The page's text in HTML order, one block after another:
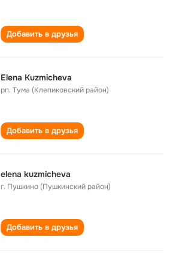
Добавить в друзья
Elena Kuzmicheva
рп. Тума (Клепиковский район)
Добавить в друзья
elena kuzmicheva
г. Пушкино (Пушкинский район)
Добавить в друзья